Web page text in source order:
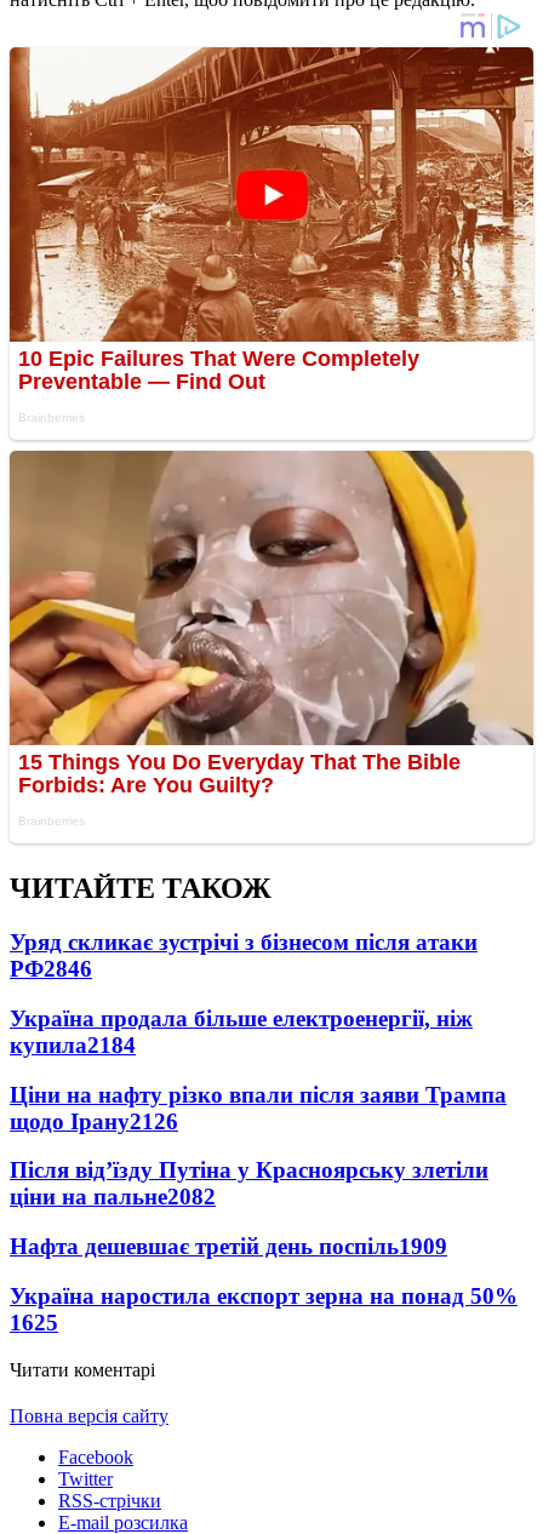
ЧИТАЙТЕ ТАКОЖ
Уряд скликає зустрічі з бізнесом після атаки
РФ2846
Україна продала більше електроенергії, ніж
купила2184
Ціни на нафту різко впали після заяви Трампа
щодо Ірану2126
Після від’їзду Путіна у Красноярську злетіли
ціни на пальне2082
Нафта дешевшає третій день поспіль1909
Україна наростила експорт зерна на понад 50%
1625
Читати коментарі
Повна версія сайту
Facebook
Twitter
RSS-стрічки
E-mail розсилка